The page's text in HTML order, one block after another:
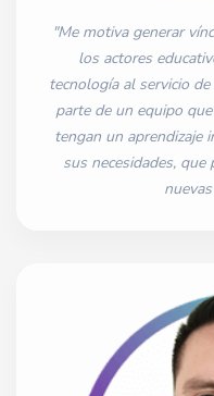
"Me motiva generar
los actores
tecnología al servicio
parte de un equipo
tengan un aprendizaje
sus necesidades,